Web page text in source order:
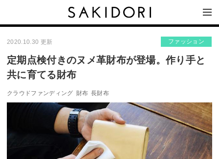
2020.10.30 更新 ファッション
定期点検付きのヌメ革財布が登場。作り手と
共に育てる財布
クラウドファンディング 財布 長財布